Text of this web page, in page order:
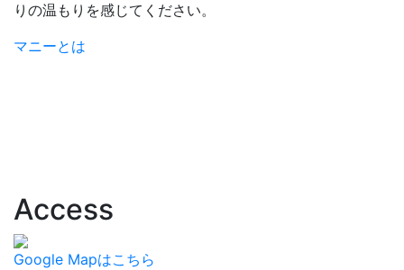
りの温もりを感じてください。
マニーとは
Access
Google Mapはこちら